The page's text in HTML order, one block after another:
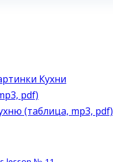
Кухни
pdf)
(таблица, mp3, pdf)